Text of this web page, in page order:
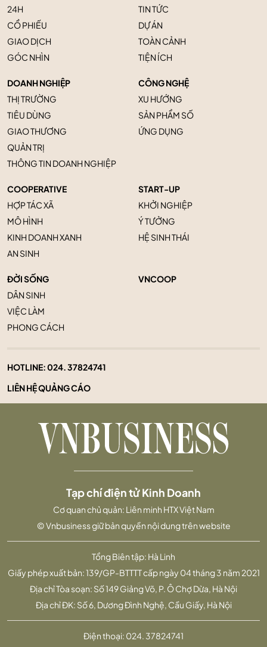
24H
CỔ PHIẾU
GIAO DỊCH
GÓC NHÌN
TIN TỨC
DỰ ÁN
TOÀN CẢNH
TIỆN ÍCH
DOANH NGHIỆP
THỊ TRƯỜNG
TIÊU DÙNG
GIAO THƯƠNG
QUẢN TRỊ
THÔNG TIN DOANH NGHIỆP
CÔNG NGHỆ
XU HƯỚNG
SẢN PHẨM SỐ
ỨNG DỤNG
COOPERATIVE
HỢP TÁC XÃ
MÔ HÌNH
KINH DOANH XANH
AN SINH
START-UP
KHỞI NGHIỆP
Ý TƯỞNG
HỆ SINH THÁI
ĐỜI SỐNG
DÂN SINH
VIỆC LÀM
PHONG CÁCH
VNCOOP
HOTLINE:024. 37824741
LIÊN HỆ QUẢNG CÁO
Tổng Biên tập: Hà Linh
Giấy phép xuất bản: 139/GP-BTTTT cấp ngày 04 tháng 3 năm 2021
Địa chỉ Tòa soạn: Số 149 Giảng Võ, P. Ô Chợ Dừa, Hà Nội
Địa chỉ ĐK: Số 6, Dương Đình Nghệ, Cầu Giấy, Hà Nội
Tạp chí điện tử Kinh Doanh
Cơ quan chủ quản: Liên minh HTX Việt Nam
© Vnbusiness giữ bản quyền nội dung trên website
Điện thoại: 024. 37824741